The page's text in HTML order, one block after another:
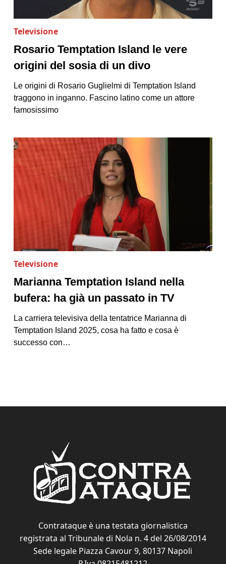
Televisione
Rosario Temptation Island le vere
origini del sosia di un divo
Le origini di Rosario Guglielmi di Temptation Island
traggono in inganno. Fascino latino come un attore
famosissimo
Televisione
Marianna Temptation Island nella
bufera: ha già un passato in TV
La carriera televisiva della tentatrice Marianna di
Temptation Island 2025, cosa ha fatto e cosa è
successo con…
Contrataque è una testata giornalistica
registrata al Tribunale di Nola n. 4 del 26/08/2014
Sede legale Piazza Cavour 9, 80137 Napoli